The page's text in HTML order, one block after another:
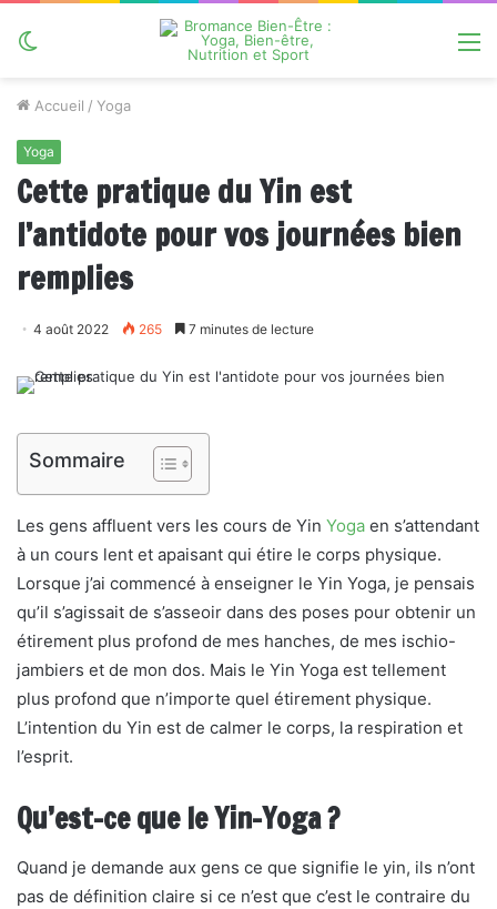
Accueil / Yoga
Yoga
Cette pratique du Yin est
l’antidote pour vos journées bien
remplies
4 août 2022 265 7 minutes de lecture
Sommaire
Les gens affluent vers les cours de Yin Yoga en s’attendant
à un cours lent et apaisant qui étire le corps physique.
Lorsque j’ai commencé à enseigner le Yin Yoga, je pensais
qu’il s’agissait de s’asseoir dans des poses pour obtenir un
étirement plus profond de mes hanches, de mes ischio-
jambiers et de mon dos. Mais le Yin Yoga est tellement
plus profond que n’importe quel étirement physique.
L’intention du Yin est de calmer le corps, la respiration et
l’esprit.
Qu’est-ce que le Yin-Yoga ?
Quand je demande aux gens ce que signifie le yin, ils n’ont
pas de définition claire si ce n’est que c’est le contraire du